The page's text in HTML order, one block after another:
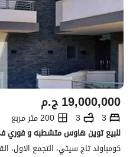
ج.م19,000,000
3
3
200 متر مربع
كومباوند تاج سيتي، التجمع الاول،